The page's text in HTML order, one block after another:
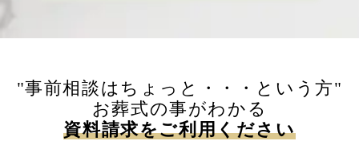
"事前相談はちょっと・・・という方"
お葬式の事がわかる
資料請求をご利用ください